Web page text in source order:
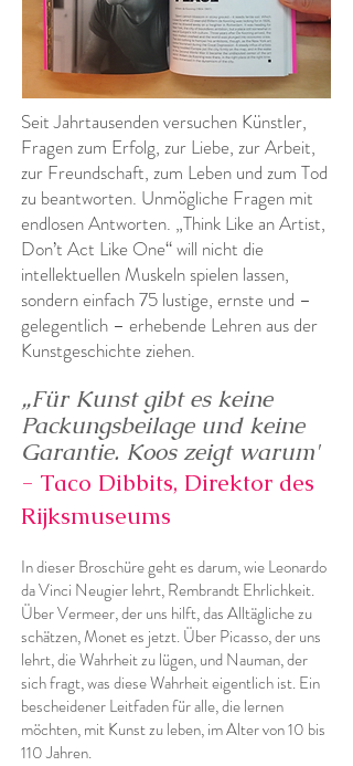
Seit Jahrtausenden versuchen Künstler,
Fragen zum Erfolg, zur Liebe, zur Arbeit,
zur Freundschaft, zum Leben und zum Tod
zu beantworten. Unmögliche Fragen mit
endlosen Antworten. „Think Like an Artist,
Don’t Act Like One“ will nicht die
intellektuellen Muskeln spielen lassen,
sondern einfach 75 lustige, ernste und –
gelegentlich – erhebende Lehren aus der
Kunstgeschichte ziehen.
„Für Kunst gibt es keine
Packungsbeilage und keine
Garantie. Koos zeigt warum'
- Taco Dibbits, Direktor des
Rijksmuseums
In dieser Broschüre geht es darum, wie Leonardo
da Vinci Neugier lehrt, Rembrandt Ehrlichkeit.
Über Vermeer, der uns hilft, das Alltägliche zu
schätzen, Monet es jetzt. Über Picasso, der uns
lehrt, die Wahrheit zu lügen, und Nauman, der
sich fragt, was diese Wahrheit eigentlich ist. Ein
bescheidener Leitfaden für alle, die lernen
möchten, mit Kunst zu leben, im Alter von 10 bis
110 Jahren.